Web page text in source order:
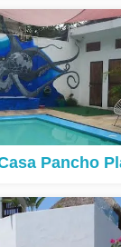
Pancho